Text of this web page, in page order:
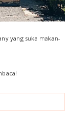
yang suka makan-